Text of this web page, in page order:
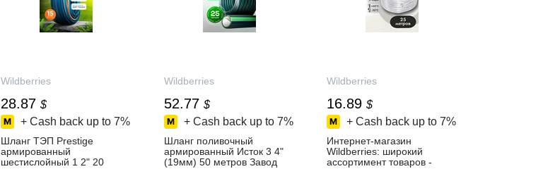
Wildberries
28.87 $
+ Cash back up to 7%
Шланг ТЭП Prestige
армированный
шестислойный 1 2" 20
Wildberries
52.77 $
+ Cash back up to 7%
Шланг поливочный
армированный Исток 3 4"
(19мм) 50 метров Завод
Wildberries
16.89 $
+ Cash back up to 7%
Интернет‑магазин
Wildberries: широкий
ассортимент товаров -